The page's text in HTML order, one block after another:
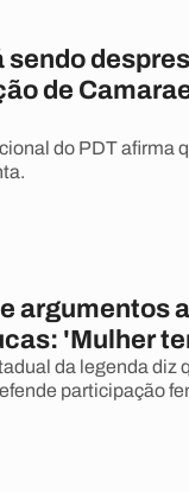
sendo
de
do PDT afirma
argumentos
'Mulher
da legenda diz
participação